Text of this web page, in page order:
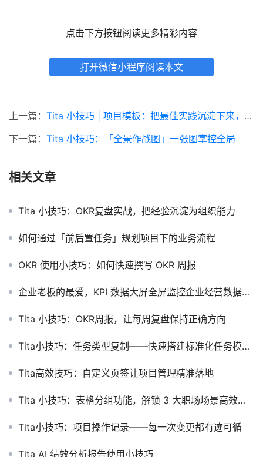
点击下方按钮阅读更多精彩内容
打开微信小程序阅读本文
上一篇： Tita 小技巧 | 项目模板：把最佳实践沉淀下来，新项目直接复用
下一篇： Tita 小技巧：「全景作战图」一张图掌控全局
相关文章
Tita 小技巧：OKR复盘实战，把经验沉淀为组织能力
如何通过「前后置任务」规划项目下的业务流程
OKR 使用小技巧：如何快速撰写 OKR 周报
企业老板的最爱，KPI 数据大屏全屏监控企业经营数据目标达成
Tita 小技巧：OKR周报，让每周复盘保持正确方向
Tita小技巧：任务类型复制——快速搭建标准化任务模板库
Tita高效技巧：自定义页签让项目管理精准落地
Tita 小技巧：表格分组功能，解锁 3 大职场场景高效管理
Tita小技巧：项目操作记录——每一次变更都有迹可循
Tita AI 绩效分析报告使用小技巧